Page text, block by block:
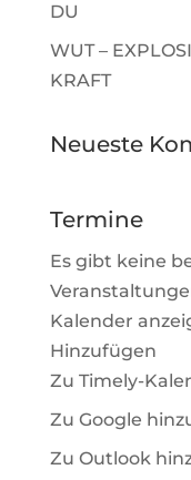
DU
WUT –
KRAFT
Neueste
Termine
Es gibt keine
Kalender
Hinzufügen
Zu Timely-
Zu Google
Zu Outlook